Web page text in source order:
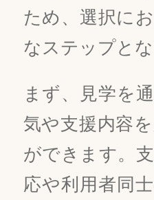
ため、選択に
なステップとな
まず、見学を
気や支援内容
ができます。
応や利用者同